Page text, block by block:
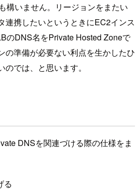
構いません。リージョンをまたい
連携したいというときにEC2インス
のDNS名をPrivate Hosted Zoneで
の準備が必要ない利点を生かしたひ
では、と思います。
DNSを関連づける際の仕様をま
る